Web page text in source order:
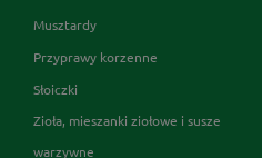
Musztardy
Przyprawy korzenne
Słoiczki
Zioła, mieszanki ziołowe i susze
warzywne